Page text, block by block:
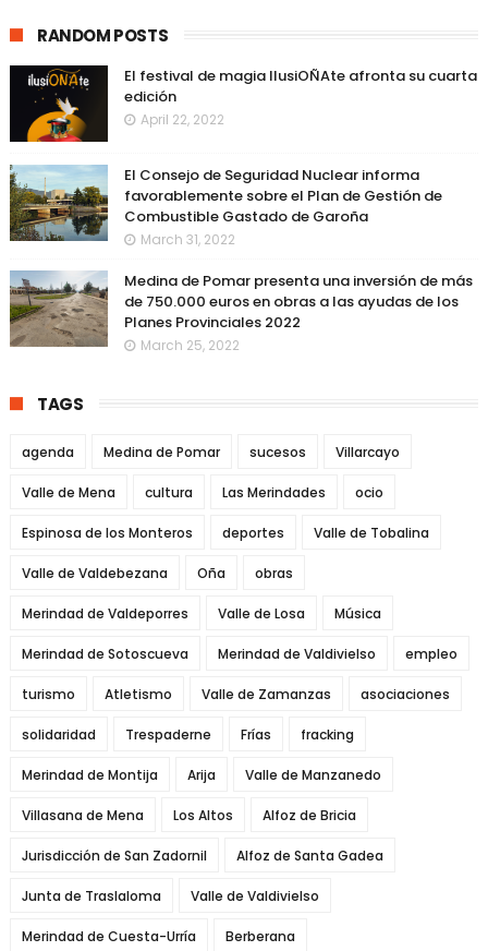
RANDOM POSTS
El festival de magia IlusiOÑAte afronta su cuarta
edición
April 22, 2022
El Consejo de Seguridad Nuclear informa
favorablemente sobre el Plan de Gestión de
Combustible Gastado de Garoña
March 31, 2022
Medina de Pomar presenta una inversión de más
de 750.000 euros en obras a las ayudas de los
Planes Provinciales 2022
March 25, 2022
TAGS
agenda Medina de Pomar sucesos Villarcayo
Valle de Mena cultura Las Merindades ocio
Espinosa de los Monteros deportes Valle de Tobalina
Valle de Valdebezana Oña obras
Merindad de Valdeporres Valle de Losa Música
Merindad de Sotoscueva Merindad de Valdivielso empleo
turismo Atletismo Valle de Zamanzas asociaciones
solidaridad Trespaderne Frías fracking
Merindad de Montija Arija Valle de Manzanedo
Villasana de Mena Los Altos Alfoz de Bricia
Jurisdicción de San Zadornil Alfoz de Santa Gadea
Junta de Traslaloma Valle de Valdivielso
Merindad de Cuesta-Urría Berberana